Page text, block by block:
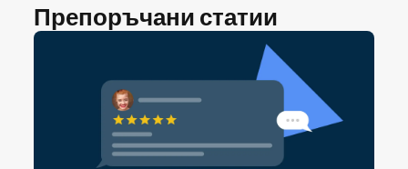
Препоръчани статии